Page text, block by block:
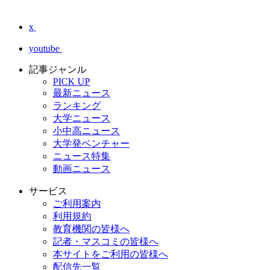
x
youtube
記事ジャンル
PICK UP
最新ニュース
ランキング
大学ニュース
小中高ニュース
大学発ベンチャー
ニュース特集
動画ニュース
サービス
ご利用案内
利用規約
教育機関の皆様へ
記者・マスコミの皆様へ
本サイトをご利用の皆様へ
配信先一覧